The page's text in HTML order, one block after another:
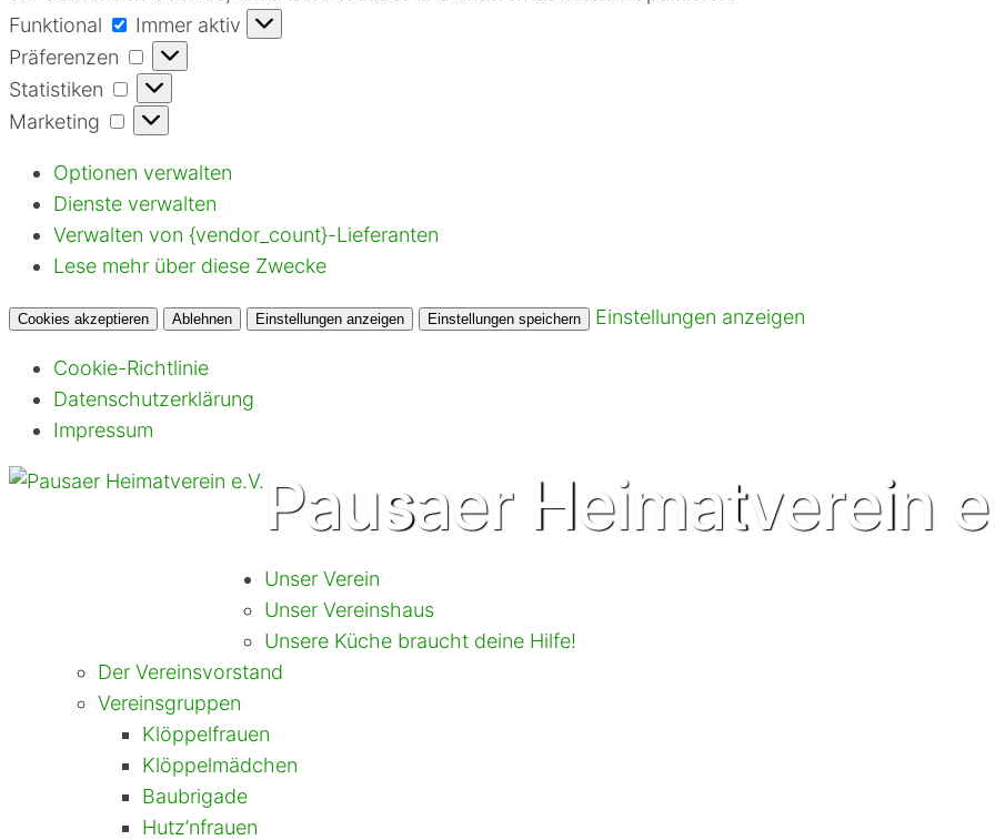
Funktional
Funktional
Immer aktiv
Präferenzen
Präferenzen
Statistiken
Statistiken
Marketing
Marketing
Optionen verwalten
Dienste verwalten
Verwalten von {vendor_count}-Lieferanten
Lese mehr über diese Zwecke
Cookies akzeptieren Ablehnen Einstellungen anzeigen Einstellungen speichern Einstellungen anzeigen
Cookie-Richtlinie
Datenschutzerklärung
Impressum
Pausaer Heimatverein
Unser Verein
Unser Vereinshaus
Unsere Küche braucht deine Hilfe!
Der Vereinsvorstand
Vereinsgruppen
Klöppelfrauen
Klöppelmädchen
Baubrigade
Hutz’nfrauen